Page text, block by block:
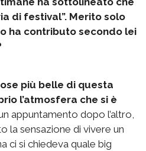
di festival”. Merito solo
ha contributo secondo lei
più belle di questa
l’atmosfera che si è
appuntamento dopo l’altro,
la sensazione di vivere un
ci si chiedeva quale big